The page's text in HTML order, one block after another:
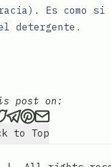
Es como si
detergente.
to Top
post on:
this post via
this post on
Tweet this post
Share this post
Share this
Share this
Mastodon